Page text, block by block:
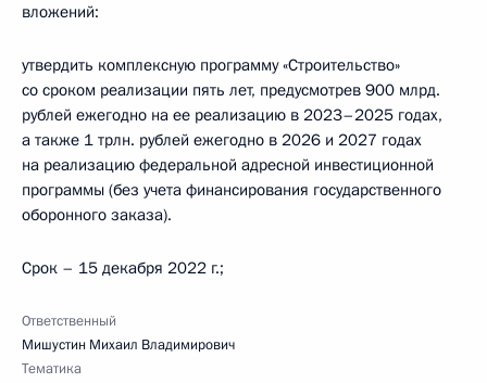
вложений:
утвердить комплексную программу «Строительство»
со сроком реализации пять лет, предусмотрев 900 млрд.
рублей ежегодно на ее реализацию в 2023–2025 годах,
а также 1 трлн. рублей ежегодно в 2026 и 2027 годах
на реализацию федеральной адресной инвестиционной
программы (без учета финансирования государственного
оборонного заказа).
Срок – 15 декабря 2022 г.;
Ответственный
Мишустин Михаил Владимирович
Тематика